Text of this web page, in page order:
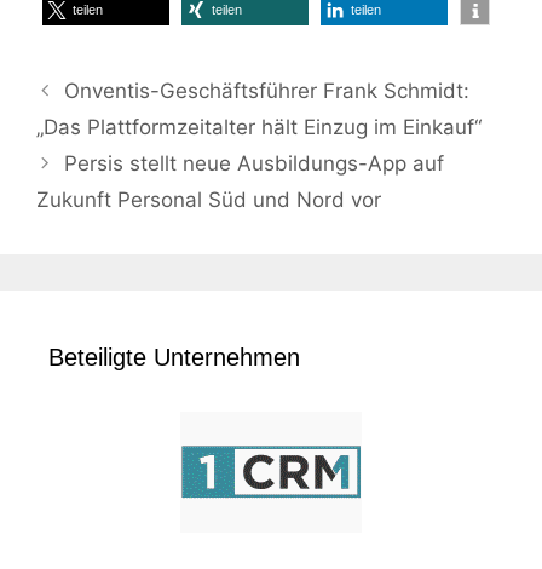
teilen teilen teilen
Onventis-Geschäftsführer Frank Schmidt:
„Das Plattformzeitalter hält Einzug im Einkauf“
Persis stellt neue Ausbildungs-App auf
Zukunft Personal Süd und Nord vor
Beteiligte Unternehmen